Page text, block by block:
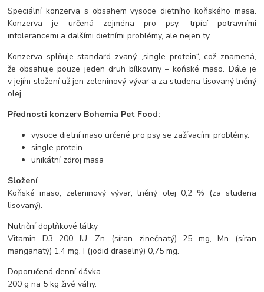
Speciální konzerva s obsahem vysoce dietního koňského masa.
Konzerva je určená zejména pro psy, trpící potravními
intolerancemi a dalšími dietními problémy, ale nejen ty.
Konzerva splňuje standard zvaný „single protein“, což znamená,
že obsahuje pouze jeden druh bílkoviny – koňské maso. Dále je
v jejím složení už jen zeleninový vývar a za studena lisovaný lněný
olej.
Přednosti konzerv Bohemia Pet Food:
vysoce dietní maso určené pro psy se zažívacími problémy.
single protein
unikátní zdroj masa
Složení
Koňské maso, zeleninový vývar, lněný olej 0,2 % (za studena
lisovaný).
Nutriční doplňkové látky
Vitamin D3 200 IU, Zn (síran zinečnatý) 25 mg, Mn (síran
manganatý) 1,4 mg, I (jodid draselný) 0,75 mg.
Doporučená denní dávka
200 g na 5 kg živé váhy.